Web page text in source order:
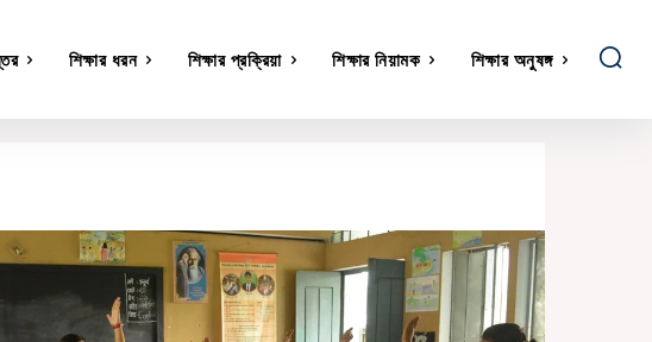
শিক্ষার ধরন শিক্ষার প্রক্রিয়া শিক্ষার নিয়ামক শিক্ষার অনুষঙ্গ